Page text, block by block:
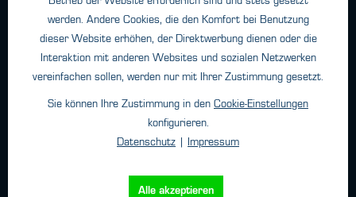
HTK Hamburg GmbH
Oehleckerring 32 • 22419 Hamburg
Telefon: +49 (0)40 - 600 38 38 - 0
werden. Andere Cookies, die den Komfort bei Benutzung
dieser Website erhöhen, der Direktwerbung dienen oder die
Interaktion mit anderen Websites und sozialen Netzwerken
vereinfachen sollen, werden nur mit Ihrer Zustimmung gesetzt.
Sie können Ihre Zustimmung in den Cookie-Einstellungen
konfigurieren.
Datenschutz
Impressum
Alle akzeptieren